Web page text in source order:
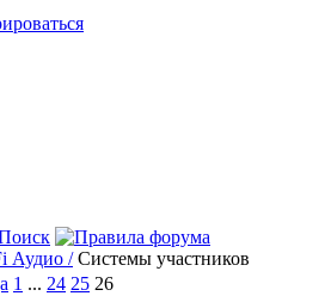
Аудио / Системы участников
1 ... 24 25 26